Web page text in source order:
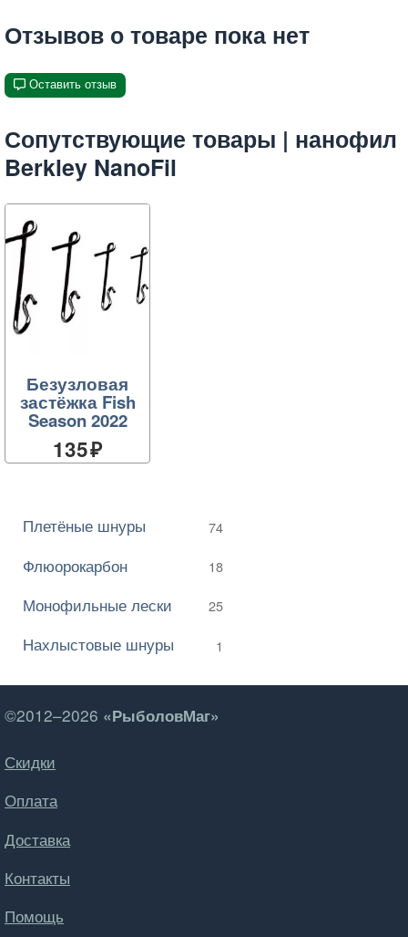
Отзывов о товаре пока нет
Оставить отзыв
Сопутствующие товары | нанофил
Berkley NanoFil
Безузловая
застёжка Fish
Season 2022
135
Плетёные шнуры 74
Флюорокарбон 18
Монофильные лески 25
Нахлыстовые шнуры 1
©2012–2026 «РыболовМаг»
Скидки
Оплата
Доставка
Контакты
Помощь